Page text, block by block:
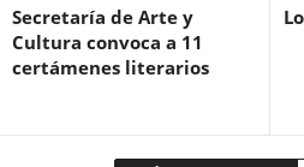
Secretaría de Arte y
Cultura convoca a 11
certámenes literarios